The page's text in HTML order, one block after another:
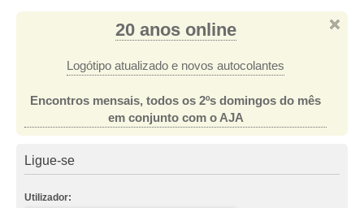
20 anos online
Logótipo atualizado e novos autocolantes
Encontros mensais, todos os 2ºs domingos do mês
em conjunto com o AJA
Ligue-se
Utilizador: